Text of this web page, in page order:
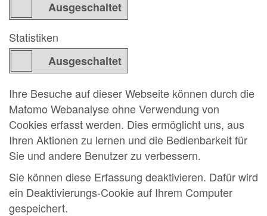
Statistiken
Ihre Besuche auf dieser Webseite können durch die
Matomo Webanalyse ohne Verwendung von
Cookies erfasst werden. Dies ermöglicht uns, aus
Ihren Aktionen zu lernen und die Bedienbarkeit für
Sie und andere Benutzer zu verbessern.
Sie können diese Erfassung deaktivieren. Dafür wird
ein Deaktivierungs-Cookie auf Ihrem Computer
gespeichert.